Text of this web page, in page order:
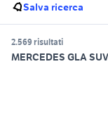
Salva ricerca
2.569 risultati
MERCEDES GLA